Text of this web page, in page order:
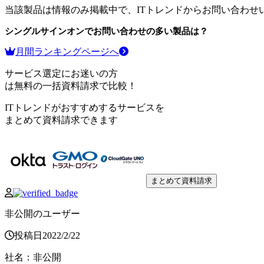
当該製品は情報のみ掲載中で、ITトレンドからお問い合わせ
シングルサインオンでお問い合わせの多い製品は？
月間ランキングページへ
サービス選定にお迷いの方
は無料の一括資料請求で比較！
ITトレンドがおすすめするサービスを
まとめて資料請求できます
まとめて資料請求
非公開のユーザー
投稿日 2022/2/22
社名 ： 非公開